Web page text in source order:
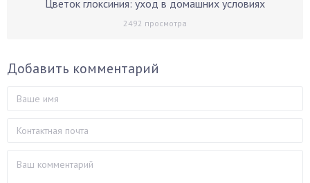
Цветок глоксиния: уход в домашних условиях
2492 просмотра
Добавить комментарий